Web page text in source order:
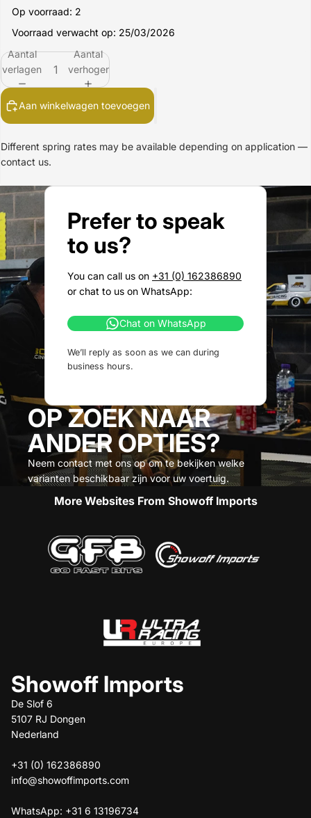
Op voorraad: 2
Voorraad verwacht op: 25/03/2026
Aantal
verlagen
Aantal
verhogen
Aan winkelwagen toevoegen
Different spring rates may be available depending on application —
contact us.
Prefer to speak
to us?
You can call us on +31 (0) 162386890
or chat to us on WhatsApp:
Chat on WhatsApp
We’ll reply as soon as we can during
business hours.
OP ZOEK NAAR
ANDER OPTIES?
Neem contact met ons op om te bekijken welke
varianten beschikbaar zijn voor uw voertuig.
More Websites From Showoff Imports
Showoff Imports
De Slof 6
5107 RJ Dongen
Nederland
+31 (0) 162386890
info@showoffimports.com
WhatsApp: +31 6 13196734